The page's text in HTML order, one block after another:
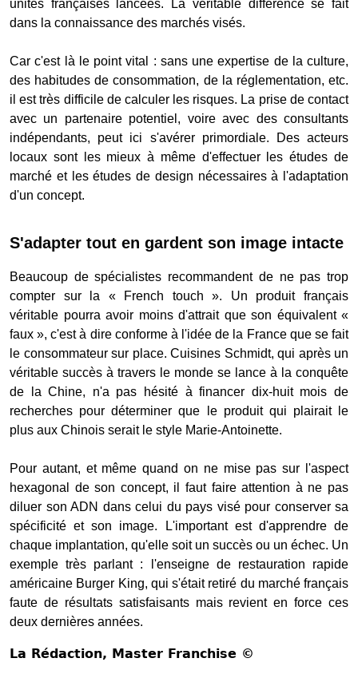
unités françaises lancées. La véritable différence se fait
dans la connaissance des marchés visés.
Car c'est là le point vital : sans une expertise de la culture,
des habitudes de consommation, de la réglementation, etc.
il est très difficile de calculer les risques. La prise de contact
avec un partenaire potentiel, voire avec des consultants
indépendants, peut ici s'avérer primordiale. Des acteurs
locaux sont les mieux à même d'effectuer les études de
marché et les études de design nécessaires à l'adaptation
d'un concept.
S'adapter tout en gardent son image intacte
Beaucoup de spécialistes recommandent de ne pas trop
compter sur la « French touch ». Un produit français
véritable pourra avoir moins d'attrait que son équivalent «
faux », c'est à dire conforme à l'idée de la France que se fait
le consommateur sur place. Cuisines Schmidt, qui après un
véritable succès à travers le monde se lance à la conquête
de la Chine, n'a pas hésité à financer dix-huit mois de
recherches pour déterminer que le produit qui plairait le
plus aux Chinois serait le style Marie-Antoinette.
Pour autant, et même quand on ne mise pas sur l'aspect
hexagonal de son concept, il faut faire attention à ne pas
diluer son ADN dans celui du pays visé pour conserver sa
spécificité et son image. L'important est d'apprendre de
chaque implantation, qu'elle soit un succès ou un échec. Un
exemple très parlant : l'enseigne de restauration rapide
américaine Burger King, qui s'était retiré du marché français
faute de résultats satisfaisants mais revient en force ces
deux dernières années.
La Rédaction, Master Franchise ©